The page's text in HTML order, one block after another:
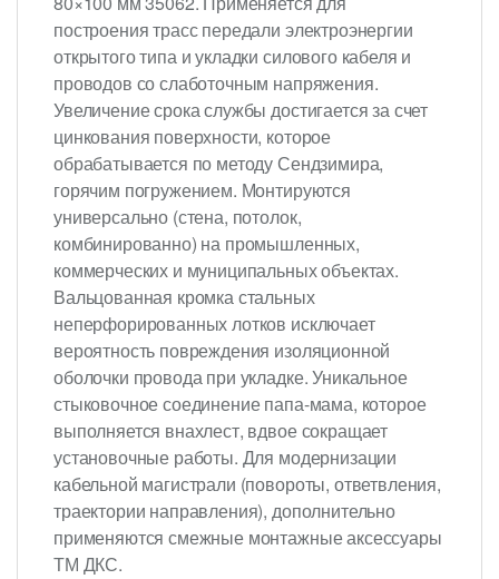
построения трасс передали электроэнергии
открытого типа и укладки силового кабеля и
проводов со слаботочным напряжения.
Увеличение срока службы достигается за счет
цинкования поверхности, которое
обрабатывается по методу Сендзимира,
горячим погружением. Монтируются
универсально (стена, потолок,
комбинированно) на промышленных,
коммерческих и муниципальных объектах.
Вальцованная кромка стальных
неперфорированных лотков исключает
вероятность повреждения изоляционной
оболочки провода при укладке. Уникальное
стыковочное соединение папа-мама, которое
выполняется внахлест, вдвое сокращает
установочные работы. Для модернизации
кабельной магистрали (повороты, ответвления,
траектории направления), дополнительно
применяются смежные монтажные аксессуары
ТМ ДКС.